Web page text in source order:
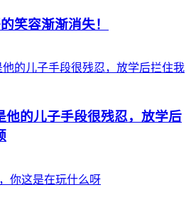
笑容渐渐消失！
他的儿子手段很残忍，放学后